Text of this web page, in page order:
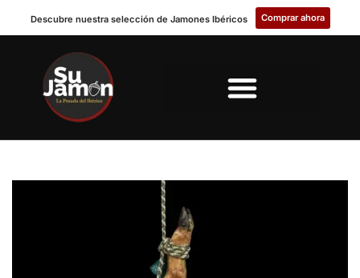
Descubre nuestra selección de Jamones Ibéricos Comprar ahora